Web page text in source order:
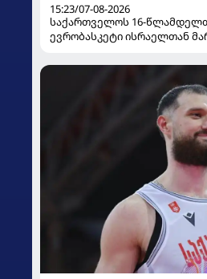
15:23/07-08-2026
საქართველოს 16-
ევრობასკეტი ისრაელთან